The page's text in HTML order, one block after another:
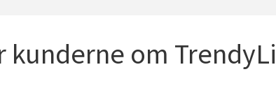
kunderne om